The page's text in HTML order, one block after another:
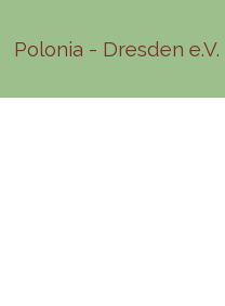
Polonia - Dresden e.V.